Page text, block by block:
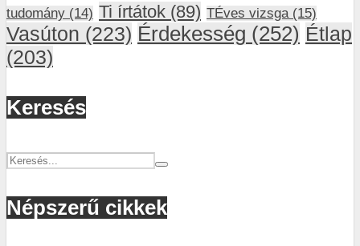
tudomány (14) Ti írtátok (89) TÉves vizsga (15)
Vasúton (223) Érdekesség (252) Étlap
(203)
Keresés
Népszerű cikkek